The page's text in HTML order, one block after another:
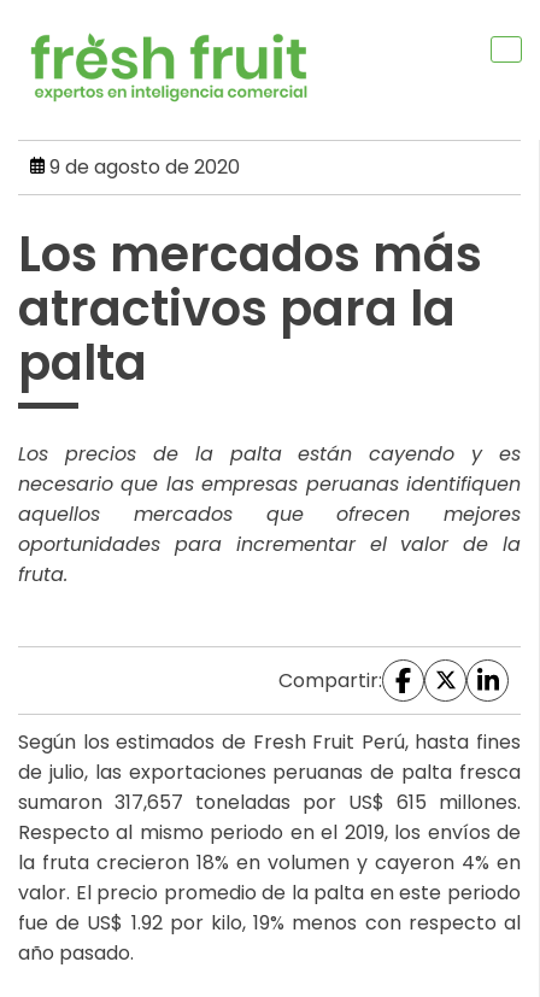
content
9 de agosto de 2020
Los mercados más
atractivos para la
palta
Los precios de la palta están cayendo y es
necesario que las empresas peruanas identifiquen
aquellos mercados que ofrecen mejores
oportunidades para incrementar el valor de la
fruta.
Compartir:
Según los estimados de Fresh Fruit Perú, hasta fines
de julio, las exportaciones peruanas de palta fresca
sumaron 317,657 toneladas por US$ 615 millones.
Respecto al mismo periodo en el 2019, los envíos de
la fruta crecieron 18% en volumen y cayeron 4% en
valor. El precio promedio de la palta en este periodo
fue de US$ 1.92 por kilo, 19% menos con respecto al
año pasado.